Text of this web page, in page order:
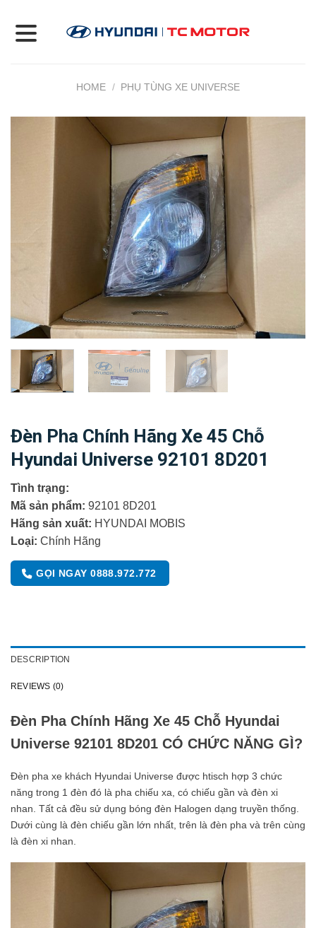
content
HOME / PHỤ TÙNG XE UNIVERSE
Đèn Pha Chính Hãng Xe 45 Chỗ
Hyundai Universe 92101 8D201
Tình trạng:
Mã sản phẩm: 92101 8D201
Hãng sản xuất: HYUNDAI MOBIS
Loại: Chính Hãng
GỌI NGAY 0888.972.772
DESCRIPTION
REVIEWS (0)
Đèn Pha Chính Hãng Xe 45 Chỗ Hyundai
Universe 92101 8D201 CÓ CHỨC NĂNG GÌ?
Đèn pha xe khách Hyundai Universe được htisch hợp 3 chức
năng trong 1 đèn đó là pha chiếu xa, có chiếu gần và đèn xi
nhan. Tất cả đều sử dụng bóng đèn Halogen dạng truyền thống.
Dưới cùng là đèn chiếu gần lớn nhất, trên là đèn pha và trên cùng
là đèn xi nhan.